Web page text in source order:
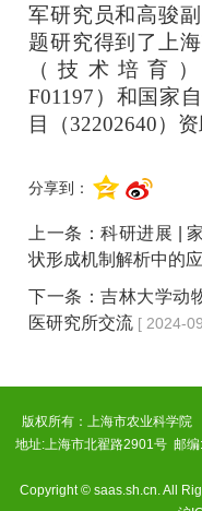
军研究员和高骏
题研究得到了上
（技术培育）
F01197）和国家
目（32202640）资
分享到：
上一条：科研进展 |
状形成机制解析中的
下一条：吉林大学动
医研究所交流 [ 2024-
版权所有：上海市农业科学
地址:上海市北翟路2901号 邮
Copyright © saas.sh.cn. All